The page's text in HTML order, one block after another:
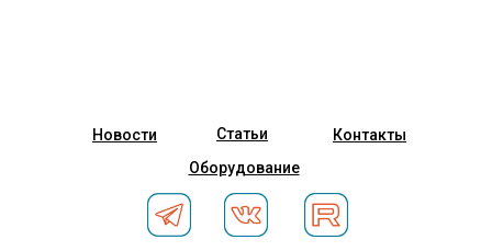
Новости
Оборудование
Статьи Контакты